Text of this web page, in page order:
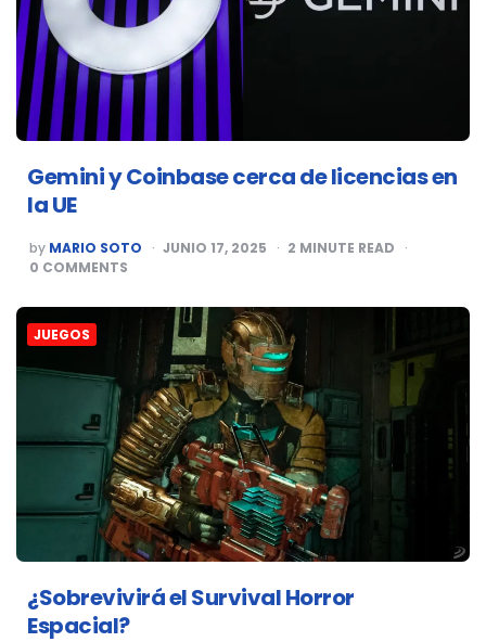
Gemini y Coinbase cerca de licencias en
la UE
POSTED
BY
by MARIO SOTO JUNIO 17, 2025 2 MINUTE READ
0 COMMENTS
JUEGOS
¿Sobrevivirá el Survival Horror
Espacial?